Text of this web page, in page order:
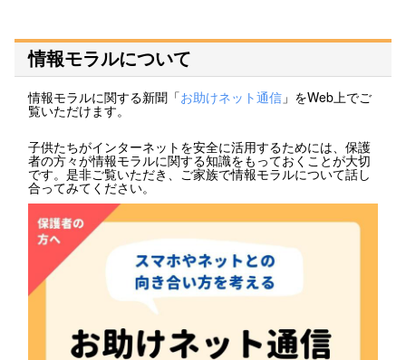
情報モラルについて
情報モラルに関する新聞「お助けネット通信 」をWeb上でご
覧いただけます。
子供たちがインターネットを安全に活用するためには、保護
者の方々が情報モラルに関する知識をもっておくことが大切
です。是非ご覧いただき、ご家族で情報モラルについて話し
合ってみてください。